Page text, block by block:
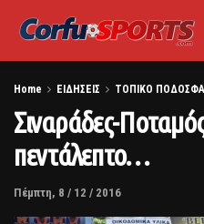
Home ΕΙΔΗΣΕΙΣ ΤΟΠΙΚΟ
Σιναράδες-
πεντάλεπτο…
Πέμπτη, 8 / 12 / 2016